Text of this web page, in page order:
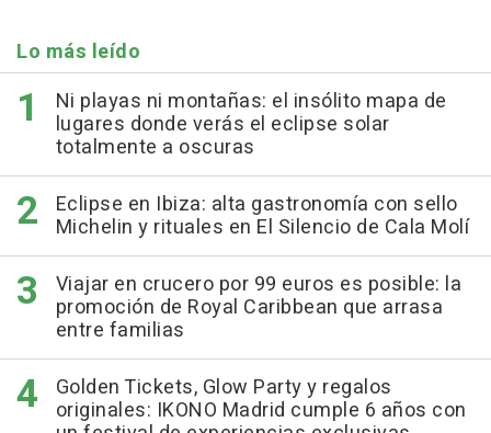
Lo más leído
Ni playas ni montañas: el insólito mapa de
lugares donde verás el eclipse solar
totalmente a oscuras
Eclipse en Ibiza: alta gastronomía con sello
Michelin y rituales en El Silencio de Cala Molí
Viajar en crucero por 99 euros es posible: la
promoción de Royal Caribbean que arrasa
entre familias
Golden Tickets, Glow Party y regalos
originales: IKONO Madrid cumple 6 años con